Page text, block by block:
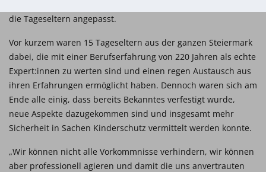
die Tageseltern angepasst.
Vor kurzem waren 15 Tageseltern aus der ganzen Steiermark
dabei, die mit einer Berufserfahrung von 220 Jahren als echte
Expert:innen zu werten sind und einen regen Austausch aus
ihren Erfahrungen ermöglicht haben. Dennoch waren sich am
Ende alle einig, dass bereits Bekanntes verfestigt wurde,
neue Aspekte dazugekommen sind und insgesamt mehr
Sicherheit in Sachen Kinderschutz vermittelt werden konnte.
„Wir können nicht alle Vorkommnisse verhindern, wir können
aber professionell agieren und damit die uns anvertrauten